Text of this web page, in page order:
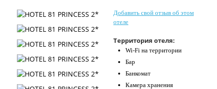
О нас
Контакты
Добавить свой отзыв об этом
отеле
Территория отеля:
Wi-Fi на территории
Бар
Банкомат
Камера хранения